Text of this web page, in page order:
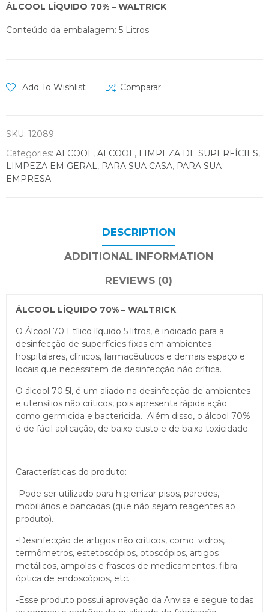
ÁLCOOL LÍQUIDO 70% – WALTRICK
Conteúdo da embalagem: 5 Litros
Add To Wishlist Comparar
SKU: 12089
Categories: ALCOOL, ALCOOL, LIMPEZA DE SUPERFÍCIES,
LIMPEZA EM GERAL, PARA SUA CASA, PARA SUA
EMPRESA
DESCRIPTION
ADDITIONAL INFORMATION
REVIEWS (0)
ÁLCOOL LÍQUIDO 70% – WALTRICK
O Álcool 70 Etílico líquido 5 litros, é indicado para a
desinfecção de superfícies fixas em ambientes
hospitalares, clínicos, farmacêuticos e demais espaço e
locais que necessitem de desinfecção não crítica.
O álcool 70 5l, é um aliado na desinfecção de ambientes
e utensílios não críticos, pois apresenta rápida ação
como germicida e bactericida. Além disso, o álcool 70%
é de fácil aplicação, de baixo custo e de baixa toxicidade.
Características do produto:
-Pode ser utilizado para higienizar pisos, paredes,
mobiliários e bancadas (que não sejam reagentes ao
produto).
-Desinfecção de artigos não críticos, como: vidros,
termômetros, estetoscópios, otoscópios, artigos
metálicos, ampolas e frascos de medicamentos, fibra
óptica de endoscópios, etc.
-Esse produto possui aprovação da Anvisa e segue todas